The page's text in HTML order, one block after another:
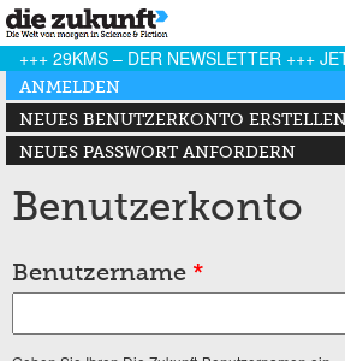
+++ 29KMS – DER NEWSLETTER +++
Haupt-Reiter
ANMELDEN
(AKTIVER REITER)
NEUES BENUTZERKONTO ERSTELLEN
NEUES PASSWORT ANFORDERN
Benutzerkonto
Benutzername *